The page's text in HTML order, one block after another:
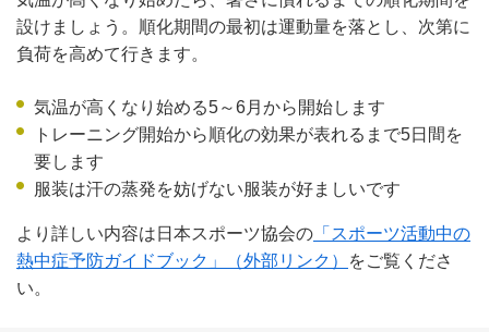
設けましょう。順化期間の最初は運動量を落とし、次第に
負荷を高めて行きます。
気温が高くなり始める5～6月から開始します
トレーニング開始から順化の効果が表れるまで5日間を
要します
服装は汗の蒸発を妨げない服装が好ましいです
より詳しい内容は日本スポーツ協会の 「スポーツ活動中の
熱中症予防ガイドブック」（外部リンク）
をご覧くださ
い。